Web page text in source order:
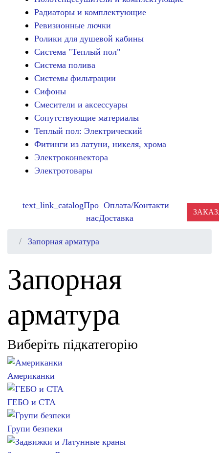
Радиаторы и комплектующие
Ревизионные лючки
Ролики для душевой кабины
Система "Теплый пол"
Система полива
Системы фильтрации
Сифоны
Смесители и аксессуары
Сопутствующие материалы
Теплый пол: Электрический
Фитинги из латуни, никеля, хрома
Электроконвектора
Электротовары
text_link_catalogПро
нас
Оплата/
Доставка
Контакти
Запорная арматура
Запорная
арматура
Виберіть підкатегорію
Американки
ГЕБО и СТА
Групи безпеки